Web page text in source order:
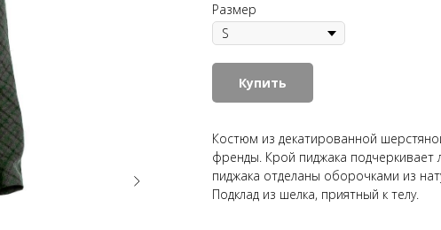
Размер
Купить
Костюм из декатированной
френды. Крой пиджака
пиджака отделаны оборочками из
Подклад из шелка, приятный к телу.